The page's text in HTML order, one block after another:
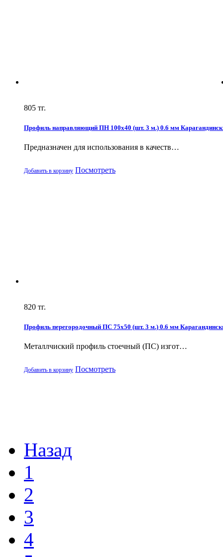
805 тг.
Профиль направляющий ПН 100х40 (шт. 3 м.) 0.6 мм
Предназначен для использования в качеств…
Добавить в корзину Посмотреть
820 тг.
Профиль перегородочный ПС 75х50 (шт. 3 м.) 0.6 мм
Металлчиский профиль стоечный (ПС) изгот…
Добавить в корзину Посмотреть
Назад
1
2
3
4